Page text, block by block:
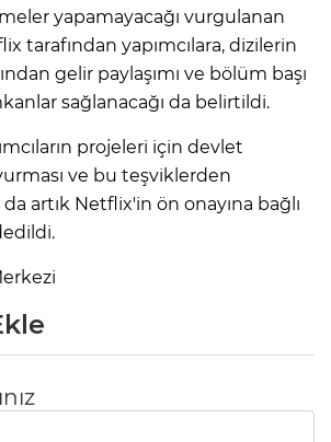
yapamayacağı vurgulanan
tarafından yapımcılara, dizilerin
gelir paylaşımı ve bölüm başı
sağlanacağı da belirtildi.
projeleri için devlet
ve bu teşviklerden
da artık Netflix'in ön onayına bağlı